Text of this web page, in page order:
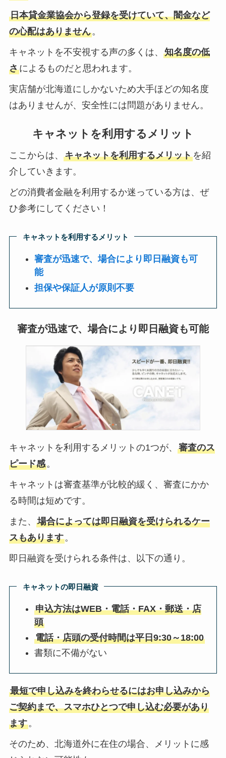
日本貸金業協会から登録を受けていて、闇金など
の心配はありません。
キャネットを不安視する声の多くは、 知名度の低
さによるものだと思われます。
実店舗が北海道にしかないため大手ほどの知名度
はありませんが、安全性には問題がありません。
キャネットを利用するメリット
ここからは、 キャネットを利用するメリットを紹
介していきます。
どの消費者金融を利用するか迷っている方は、ぜ
ひ参考にしてください！
キャネットを利用するメリット
審査が迅速で、場合により即日融資も可
能
担保や保証人が原則不要
審査が迅速で、場合により即日融資も可能
キャネットを利用するメリットの1つが、 審査のス
ピード感。
キャネットは審査基準が比較的緩く、審査にかか
る時間は短めです。
また、 場合によっては即日融資を受けられるケー
スもあります。
即日融資を受けられる条件は、以下の通り。
キャネットの即日融資
申込方法はWEB・電話・FAX・郵送・店
頭
電話・店頭の受付時間は平日9:30～18:00
書類に不備がない
最短で申し込みを終わらせるにはお申し込みから
ご契約まで、スマホひとつで申し込む必要があり
ます。
そのため、北海道外に在住の場合、メリットに感